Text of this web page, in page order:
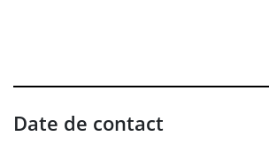
Date de contact